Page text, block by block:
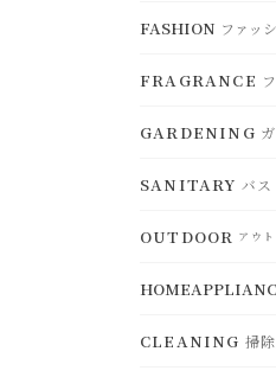
CHRISTMAS ク
OTHER その他
STORAGE アク
CONTAINERS
HANGER ハンガ
DESK LAMP デ
FLOOR LAMP
BULB 電球・関連
MAT 玄関マット
CHAIR PAD チ
TABLEWARE
KITCHENWARE
FASHION ファッ
VIEW ALL すべ
ACCESSORY ア
HAT ハット
BAG バッグ
GOODS ファッシ
STORAGE ジュエ
FRAGRANCE
GARDENING
SANITARY バス
OUTDOOR アウ
VIEW ALL すべ
CLEANING 掃